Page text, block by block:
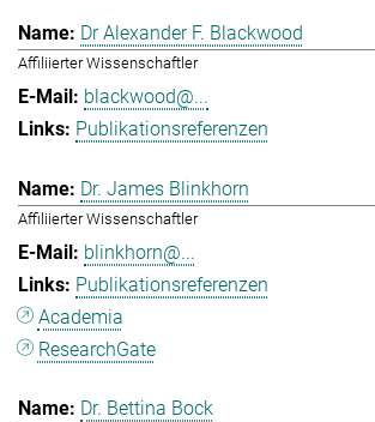
Dr Alexander F. Blackwood
Affiliierter Wissenschaftler
blackwood@...
Publikationsreferenzen
Dr. James Blinkhorn
Affiliierter Wissenschaftler
blinkhorn@...
Publikationsreferenzen
Academia
ResearchGate
Dr. Bettina Bock